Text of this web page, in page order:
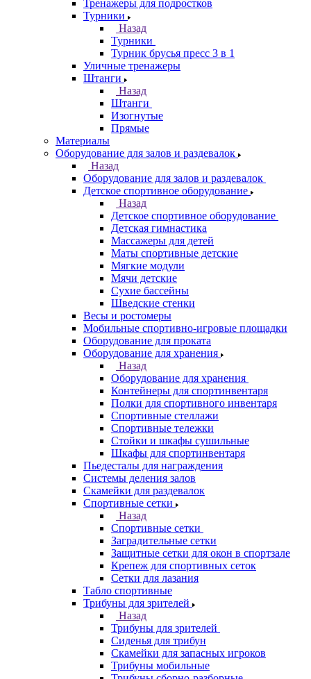
Тренажеры для подростков
Турники
Назад
Турники
Турник брусья пресс 3 в 1
Уличные тренажеры
Штанги
Назад
Штанги
Изогнутые
Прямые
Материалы
Оборудование для залов и раздевалок
Назад
Оборудование для залов и раздевалок
Детское спортивное оборудование
Назад
Детское спортивное оборудование
Детская гимнастика
Массажеры для детей
Маты спортивные детские
Мягкие модули
Мячи детские
Сухие бассейны
Шведские стенки
Весы и ростомеры
Мобильные спортивно-игровые площадки
Оборудование для проката
Оборудование для хранения
Назад
Оборудование для хранения
Контейнеры для спортинвентаря
Полки для спортивного инвентаря
Спортивные стеллажи
Спортивные тележки
Стойки и шкафы сушильные
Шкафы для спортинвентаря
Пьедесталы для награждения
Системы деления залов
Скамейки для раздевалок
Спортивные сетки
Назад
Спортивные сетки
Заградительные сетки
Защитные сетки для окон в спортзале
Крепеж для спортивных сеток
Сетки для лазания
Табло спортивные
Трибуны для зрителей
Назад
Трибуны для зрителей
Сиденья для трибун
Скамейки для запасных игроков
Трибуны мобильные